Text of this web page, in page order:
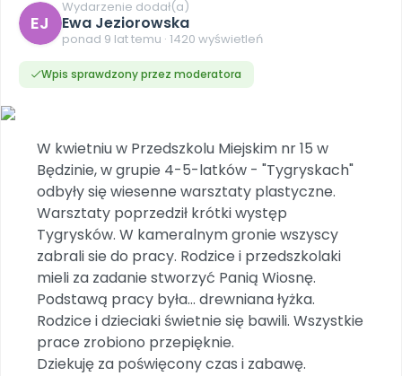
Scenariusze i artykuły
Pomoce dydaktyczne
Plany tygodniowe
Praca wychowawcza
Bliżejprzedszkolne zestawy
Zestawy do pobrania
POLECAMY
Wybierz prezent
Przy zamówieniu prenumeraty
Zaplanuj rok przedszkolny
Materiały na nowy rok
Miesięczniki
Ebooki
Wszystko dla przedszkoli
Zamówienia hurtowe
NA SKRÓTY
Letnia wyprzedaż
Promocje w sklepie
Nowości
Zapowiedzi
Szkolenia w Twojej placówce
Konferencje
Spotkania na dużą skalę
POLECAMY
Akademia Muzyki i Ruchu
Szkolenia muzyczne
E-wydania miesięcznika
INNE
Ebooki
Nasze interaktywne ebooki
Pakiet bliżej MAX
Dookoła Polski
Poznajemy regiony
Sensosmyki
Patronat BLIŻEJ PRZEDSZKOLA
Nauka liter i głosek
Sprintem do maratonu
Ruch i motywacja
Bliżej Pieska
Pomoc zwierzętom
Książka (dla) Przedszkolaka
Promowanie czytelnictwa
Wygrywaj nagrody
SOCIAL MEDIA
Facebook
Aktualności
TikTok
Zobacz nas na TikToku
YouTube
Filmy edukacyjne
EJ
Wydarzenie dodał(a)
Ewa Jeziorowska
ponad 9 lat temu · 1420 wyświetleń
Wpis sprawdzony przez moderatora
W kwietniu w Przedszkolu Miejskim nr 15 w
Będzinie, w grupie 4-5-latków - "Tygryskach"
odbyły się wiesenne warsztaty plastyczne.
Warsztaty poprzedził krótki występ
Tygrysków. W kameralnym gronie wszyscy
zabrali sie do pracy. Rodzice i przedszkolaki
mieli za zadanie stworzyć Panią Wiosnę.
Podstawą pracy była... drewniana łyżka.
Rodzice i dzieciaki świetnie się bawili. Wszystkie
prace zrobiono przepięknie.
Dziekuję za poświęcony czas i zabawę.